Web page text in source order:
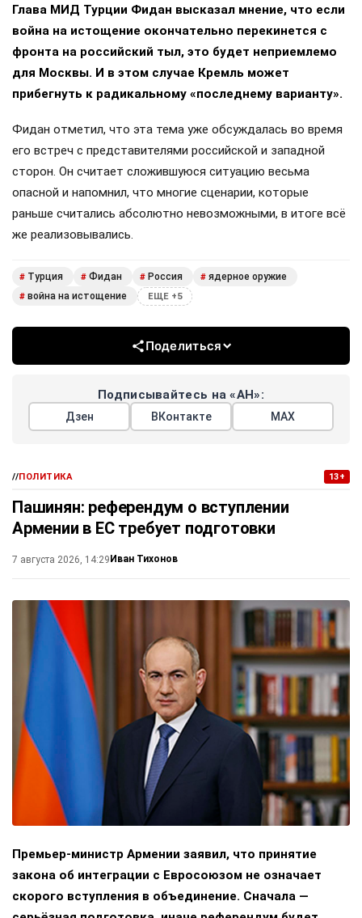
Глава МИД Турции Фидан высказал мнение, что если
война на истощение окончательно перекинется с
фронта на российский тыл, это будет неприемлемо
для Москвы. И в этом случае Кремль может
прибегнуть к радикальному «последнему варианту».
Фидан отметил, что эта тема уже обсуждалась во время
его встреч с представителями российской и западной
сторон. Он считает сложившуюся ситуацию весьма
опасной и напомнил, что многие сценарии, которые
раньше считались абсолютно невозможными, в итоге всё
же реализовывались.
# Турция # Фидан # Россия # ядерное оружие
# война на истощение ЕЩЕ +5
Поделиться
Подписывайтесь на «АН»:
Дзен ВКонтакте МАХ
//ПОЛИТИКА 13+
Пашинян: референдум о вступлении
Армении в ЕС требует подготовки
7 августа 2026, 14:29 Иван Тихонов
Премьер-министр Армении заявил, что принятие
закона об интеграции с Евросоюзом не означает
скорого вступления в объединение. Сначала —